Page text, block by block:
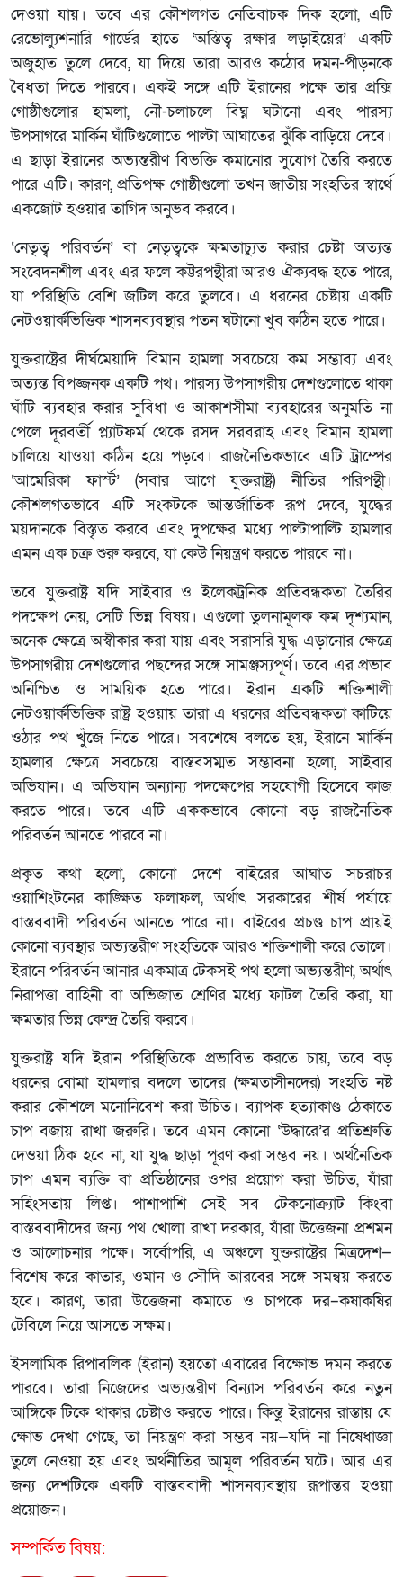
দেওয়া যায়। তবে এর কৌশলগত নেতিবাচক দিক হলো, এটি
রেভোল্যুশনারি গার্ডের হাতে ‘অস্তিত্ব রক্ষার লড়াইয়ের’ একটি
অজুহাত তুলে দেবে, যা দিয়ে তারা আরও কঠোর দমন-পীড়নকে
বৈধতা দিতে পারবে। একই সঙ্গে এটি ইরানের পক্ষে তার প্রক্সি
গোষ্ঠীগুলোর হামলা, নৌ-চলাচলে বিঘ্ন ঘটানো এবং পারস্য
উপসাগরে মার্কিন ঘাঁটিগুলোতে পাল্টা আঘাতের ঝুঁকি বাড়িয়ে দেবে।
এ ছাড়া ইরানের অভ্যন্তরীণ বিভক্তি কমানোর সুযোগ তৈরি করতে
পারে এটি। কারণ, প্রতিপক্ষ গোষ্ঠীগুলো তখন জাতীয় সংহতির স্বার্থে
একজোট হওয়ার তাগিদ অনুভব করবে।
‘নেতৃত্ব পরিবর্তন’ বা নেতৃত্বকে ক্ষমতাচ্যুত করার চেষ্টা অত্যন্ত
সংবেদনশীল এবং এর ফলে কট্টরপন্থীরা আরও ঐক্যবদ্ধ হতে পারে,
যা পরিস্থিতি বেশি জটিল করে তুলবে। এ ধরনের চেষ্টায় একটি
নেটওয়ার্কভিত্তিক শাসনব্যবস্থার পতন ঘটানো খুব কঠিন হতে পারে।
যুক্তরাষ্ট্রের দীর্ঘমেয়াদি বিমান হামলা সবচেয়ে কম সম্ভাব্য এবং
অত্যন্ত বিপজ্জনক একটি পথ। পারস্য উপসাগরীয় দেশগুলোতে থাকা
ঘাঁটি ব্যবহার করার সুবিধা ও আকাশসীমা ব্যবহারের অনুমতি না
পেলে দূরবর্তী প্ল্যাটফর্ম থেকে রসদ সরবরাহ এবং বিমান হামলা
চালিয়ে যাওয়া কঠিন হয়ে পড়বে। রাজনৈতিকভাবে এটি ট্রাম্পের
‘আমেরিকা ফার্স্ট’ (সবার আগে যুক্তরাষ্ট্র) নীতির পরিপন্থী।
কৌশলগতভাবে এটি সংকটকে আন্তর্জাতিক রূপ দেবে, যুদ্ধের
ময়দানকে বিস্তৃত করবে এবং দুপক্ষের মধ্যে পাল্টাপাল্টি হামলার
এমন এক চক্র শুরু করবে, যা কেউ নিয়ন্ত্রণ করতে পারবে না।
তবে যুক্তরাষ্ট্র যদি সাইবার ও ইলেকট্রনিক প্রতিবন্ধকতা তৈরির
পদক্ষেপ নেয়, সেটি ভিন্ন বিষয়। এগুলো তুলনামূলক কম দৃশ্যমান,
অনেক ক্ষেত্রে অস্বীকার করা যায় এবং সরাসরি যুদ্ধ এড়ানোর ক্ষেত্রে
উপসাগরীয় দেশগুলোর পছন্দের সঙ্গে সামঞ্জস্যপূর্ণ। তবে এর প্রভাব
অনিশ্চিত ও সাময়িক হতে পারে। ইরান একটি শক্তিশালী
নেটওয়ার্কভিত্তিক রাষ্ট্র হওয়ায় তারা এ ধরনের প্রতিবন্ধকতা কাটিয়ে
ওঠার পথ খুঁজে নিতে পারে। সবশেষে বলতে হয়, ইরানে মার্কিন
হামলার ক্ষেত্রে সবচেয়ে বাস্তবসম্মত সম্ভাবনা হলো, সাইবার
অভিযান। এ অভিযান অন্যান্য পদক্ষেপের সহযোগী হিসেবে কাজ
করতে পারে। তবে এটি এককভাবে কোনো বড় রাজনৈতিক
পরিবর্তন আনতে পারবে না।
প্রকৃত কথা হলো, কোনো দেশে বাইরের আঘাত সচরাচর
ওয়াশিংটনের কাঙ্ক্ষিত ফলাফল, অর্থাৎ সরকারের শীর্ষ পর্যায়ে
বাস্তববাদী পরিবর্তন আনতে পারে না। বাইরের প্রচণ্ড চাপ প্রায়ই
কোনো ব্যবস্থার অভ্যন্তরীণ সংহতিকে আরও শক্তিশালী করে তোলে।
ইরানে পরিবর্তন আনার একমাত্র টেকসই পথ হলো অভ্যন্তরীণ, অর্থাৎ
নিরাপত্তা বাহিনী বা অভিজাত শ্রেণির মধ্যে ফাটল তৈরি করা, যা
ক্ষমতার ভিন্ন কেন্দ্র তৈরি করবে।
যুক্তরাষ্ট্র যদি ইরান পরিস্থিতিকে প্রভাবিত করতে চায়, তবে বড়
ধরনের বোমা হামলার বদলে তাদের (ক্ষমতাসীনদের) সংহতি নষ্ট
করার কৌশলে মনোনিবেশ করা উচিত। ব্যাপক হত্যাকাণ্ড ঠেকাতে
চাপ বজায় রাখা জরুরি। তবে এমন কোনো ‘উদ্ধারে’র প্রতিশ্রুতি
দেওয়া ঠিক হবে না, যা যুদ্ধ ছাড়া পূরণ করা সম্ভব নয়। অর্থনৈতিক
চাপ এমন ব্যক্তি বা প্রতিষ্ঠানের ওপর প্রয়োগ করা উচিত, যাঁরা
সহিংসতায় লিপ্ত। পাশাপাশি সেই সব টেকনোক্র্যাট কিংবা
বাস্তববাদীদের জন্য পথ খোলা রাখা দরকার, যাঁরা উত্তেজনা প্রশমন
ও আলোচনার পক্ষে। সর্বোপরি, এ অঞ্চলে যুক্তরাষ্ট্রের মিত্রদেশ—
বিশেষ করে কাতার, ওমান ও সৌদি আরবের সঙ্গে সমন্বয় করতে
হবে। কারণ, তারা উত্তেজনা কমাতে ও চাপকে দর–কষাকষির
টেবিলে নিয়ে আসতে সক্ষম।
ইসলামিক রিপাবলিক (ইরান) হয়তো এবারের বিক্ষোভ দমন করতে
পারবে। তারা নিজেদের অভ্যন্তরীণ বিন্যাস পরিবর্তন করে নতুন
আঙ্গিকে টিকে থাকার চেষ্টাও করতে পারে। কিন্তু ইরানের রাস্তায় যে
ক্ষোভ দেখা গেছে, তা নিয়ন্ত্রণ করা সম্ভব নয়—যদি না নিষেধাজ্ঞা
তুলে নেওয়া হয় এবং অর্থনীতির আমূল পরিবর্তন ঘটে। আর এর
জন্য দেশটিকে একটি বাস্তববাদী শাসনব্যবস্থায় রূপান্তর হওয়া
প্রয়োজন।
সম্পর্কিত বিষয়: